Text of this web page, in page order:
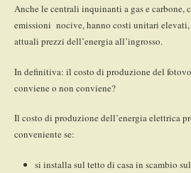
Anche le centrali inquinanti a gas e carbone,
emissioni nocive, hanno costi unitari
attuali prezzi dell’energia all’ingrosso.
In definitiva: il costo di produzione del
conviene o non conviene?
Il costo di produzione dell’energia elettrica
conveniente se:
si installa sul tetto di casa in scambio